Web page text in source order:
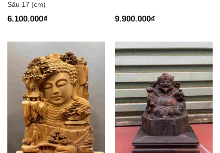
Sâu 17 (cm)
6.100.000₫ 9.900.000₫